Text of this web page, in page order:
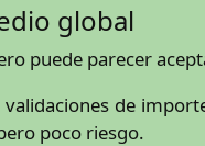
global
puede parecer
de
poco riesgo.